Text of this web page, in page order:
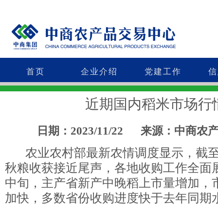
首页 企业介绍 党建工作
近期国内稻米市场行
日期：2023/11/22 来源：中商农
农业农村部最新农情调度显示，截
秋粮收获接近尾声，各地收购工作全面
中旬，主产省新产中晚稻上市量增加，
加快，多数省份收购进度快于去年同期